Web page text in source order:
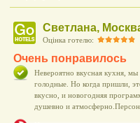
Светлана,
Оцінка готелю:
Очень понравилось
Невероятно вкусная кухня, мы
голодные. Но когда пришли,
вкусно, и новогодняя
душевно и